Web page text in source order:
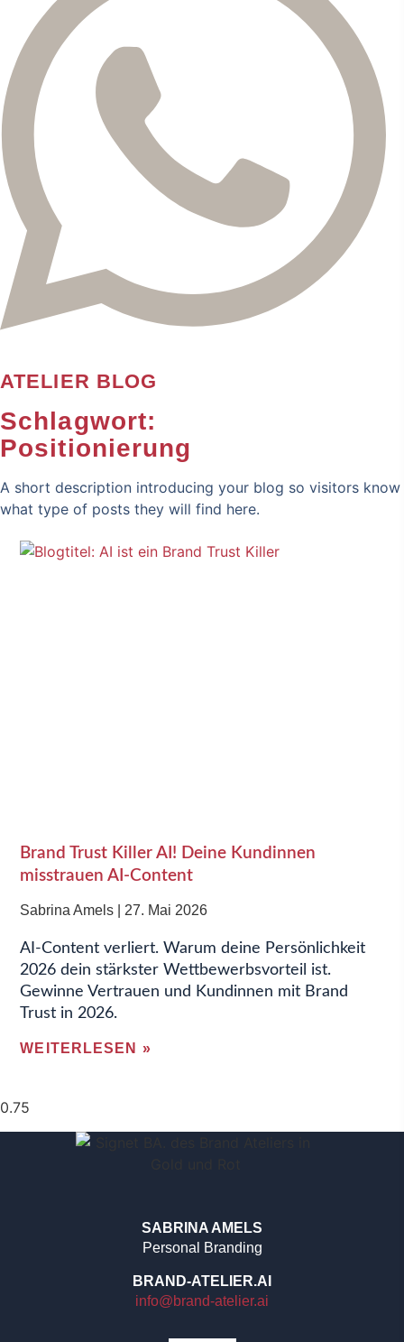
ATELIER BLOG
Schlagwort:
Positionierung
A short description introducing your blog so visitors know
what type of posts they will find here.
Brand Trust Killer AI! Deine Kundinnen
misstrauen AI-Content
Sabrina Amels 27. Mai 2026
AI-Content verliert. Warum deine Persönlichkeit
2026 dein stärkster Wettbewerbsvorteil ist.
Gewinne Vertrauen und Kundinnen mit Brand
Trust in 2026.
WEITERLESEN »
SABRINA AMELS
Personal Branding
BRAND-ATELIER.AI
info@brand-atelier.ai